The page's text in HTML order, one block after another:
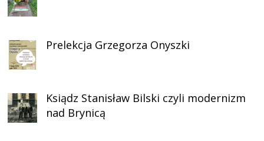
Prelekcja Grzegorza Onyszki
Ksiądz Stanisław Bilski czyli modernizm
nad Brynicą